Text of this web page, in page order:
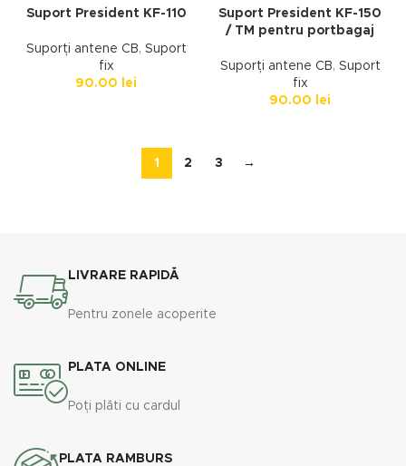
Suport President KF-110
Suporți antene CB, Suport
fix
90.00
lei
Suport President KF-150
/ TM pentru portbagaj
Suporți antene CB, Suport
fix
90.00
lei
1 2 3 →
LIVRARE RAPIDĂ
Pentru zonele acoperite
PLATA ONLINE
Poți plăti cu cardul
PLATA RAMBURS